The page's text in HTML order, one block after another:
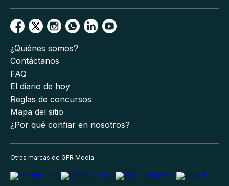
¿Quiénes somos?
Contáctanos
FAQ
El diario de hoy
Reglas de concursos
Mapa del sitio
¿Por qué confiar en nosotros?
Otras marcas de GFR Media